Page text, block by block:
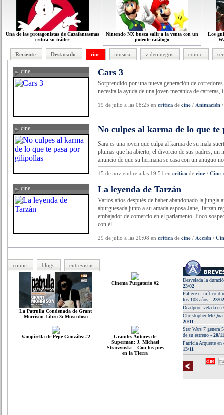
Una de las protagonistas de Cazafantasmas
critica su tráiler
Nintendo NX busca salir a la venta con un
potente catálogo
Los
Reciente Destacado cine musica videojuegos comic
cine Cars 3
Sorprendido por una nueva generación de
necesita la ayuda de una joven mecánica de
19 de julio a las 08:25 en critica de cine / Animación
cine No culpes al karma de lo que
Sara es una joven que culpa al karma de su mala
plumas que ha abierto, el divorcio de sus padres, un
anuncio de que su hermana se casa con un antiguo
15 de noviembre a las 19:51 en critica de cine / Cine
cine La leyenda de Tarzán
Varios años después de haber abandonado la jungla
aburguesada junto a su amada esposa Jane, Tarzán
embajador de comercio en el parlamento. Poco
con él.
29 de julio a las 20:08 en critica de cine / Acción /
comic blogs entrevistas
La Patrulla Condenada de Grant
Morrison Libro 3: Musculoso
Cinema Purgatorio #2
Vampirella de Pepe González #2
Grandes Autores de
Superman: J. Michael
Straczynski – Con los pies
en la Tierra
Desvelada la
23/02
Fallece el mítico
los 103 años - 23/02
Deadpool vetada
Christopher
20/11
Star Wars 7 genera
de su estreno - 20/11
Patricia Arquette
13/11
cine